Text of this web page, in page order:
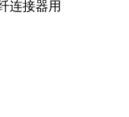
连接器用